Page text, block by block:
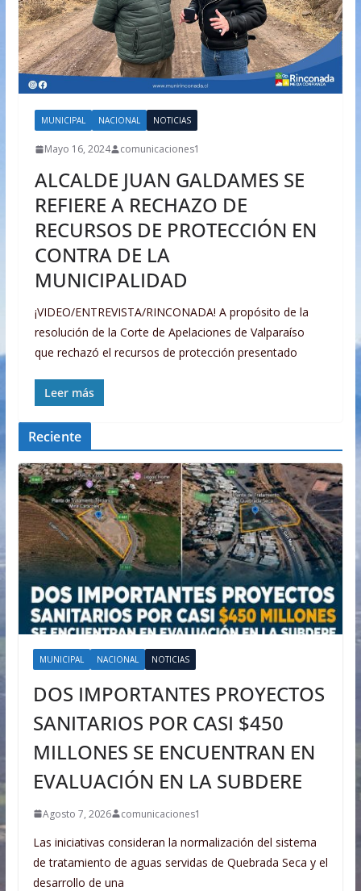
MUNICIPAL NACIONAL NOTICIAS
Mayo 16, 2024 comunicaciones1
ALCALDE JUAN GALDAMES SE
REFIERE A RECHAZO DE
RECURSOS DE PROTECCIÓN EN
CONTRA DE LA
MUNICIPALIDAD
¡VIDEO/ENTREVISTA/RINCONADA! A propósito de la
resolución de la Corte de Apelaciones de Valparaíso
que rechazó el recursos de protección presentado
Leer más
Reciente
MUNICIPAL NACIONAL NOTICIAS
DOS IMPORTANTES PROYECTOS
SANITARIOS POR CASI $450
MILLONES SE ENCUENTRAN EN
EVALUACIÓN EN LA SUBDERE
Agosto 7, 2026 comunicaciones1
Las iniciativas consideran la normalización del sistema
de tratamiento de aguas servidas de Quebrada Seca y el
desarrollo de una